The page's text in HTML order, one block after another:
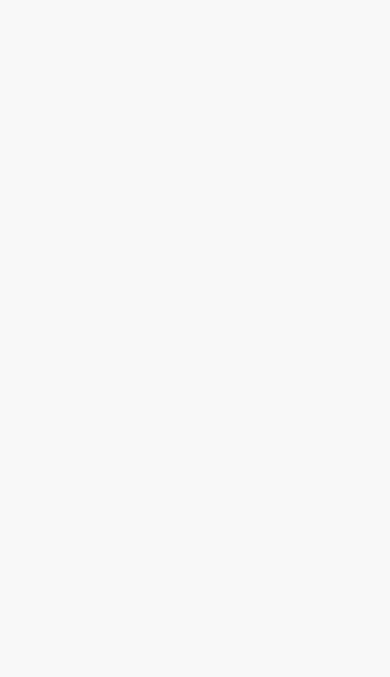
bewerben musste, es
teilnehmen, der vom
Titel trug «Learning across
of The Club of Rome». Carlos
NGO (
Weile dauern, bis man begreift,
und wie man sie sinnvoll
und mehr, die Menschen auf
Es wurde auch die Frage
unsere
sind. Etwas, worüber sicher
für humanitäre
Bedeutung Architektur im
zu einem Panel mit dem Thema
Christina Zhang und der
aus ihren Arbeiten und
die realen Zustände abbilden
wichtigen Summit berichten.
vor Ort zu sein, aber den